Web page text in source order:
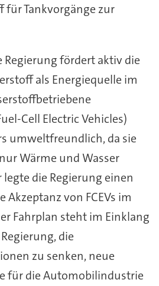
für Tankvorgänge zur
Regierung fördert aktiv die
als Energiequelle im
Cell Electric Vehicles)
umweltfreundlich, da sie
Wärme und Wasser
legte die Regierung einen
Akzeptanz von FCEVs im
Fahrplan steht im Einklang
die
zu senken, neue
für die Automobilindustrie